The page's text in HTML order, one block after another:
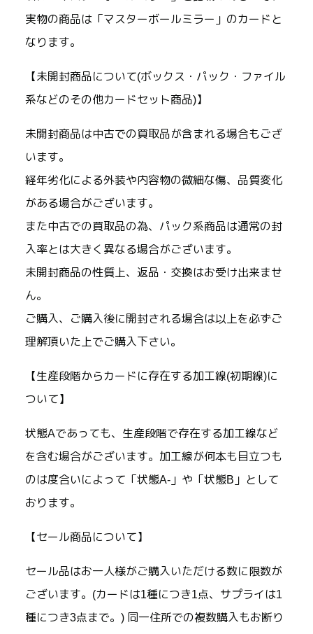
実物の商品は「マスターボールミラー」のカードと
なります。
【未開封商品について(ボックス・パック・ファイル
系などのその他カードセット商品)】
未開封商品は中古での買取品が含まれる場合もござ
います。
経年劣化による外装や内容物の微細な傷、品質変化
がある場合がございます。
また中古での買取品の為、パック系商品は通常の封
入率とは大きく異なる場合がございます。
未開封商品の性質上、返品・交換はお受け出来ませ
ん。
ご購入、ご購入後に開封される場合は以上を必ずご
理解頂いた上でご購入下さい。
【生産段階からカードに存在する加工線(初期線)に
ついて】
状態Aであっても、生産段階で存在する加工線など
を含む場合がございます。加工線が何本も目立つも
のは度合いによって「状態A-」や「状態B」として
おります。
【セール商品について】
セール品はお一人様がご購入いただける数に限数が
ございます。(カードは1種につき1点、サプライは1
種につき3点まで。) 同一住所での複数購入もお断り